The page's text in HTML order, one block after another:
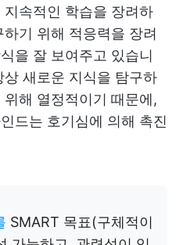
속적인 학습을 장려하
기 위해 적응력을 장려
을 잘 보여주고 있습니
새로운 지식을 탐구하
해 열정적이기 때문에,
드는 호기심에 의해 촉진
SMART 목표(구체적이